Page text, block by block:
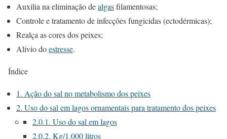
Auxilia na eliminação dealgasfilamentosas;
Controle e tratamento de infecções fungicidas (ectodérmicas);
Realça as cores dos peixes;
Alivio doestresse.
Índice
1. Ação do sal no metabolismo dos peixes
2. Uso do sal em lagos ornamentais para tratamento dos peixes
2.0.1. Uso do sal em lagos
2.0.2. Kg/1.000 litros